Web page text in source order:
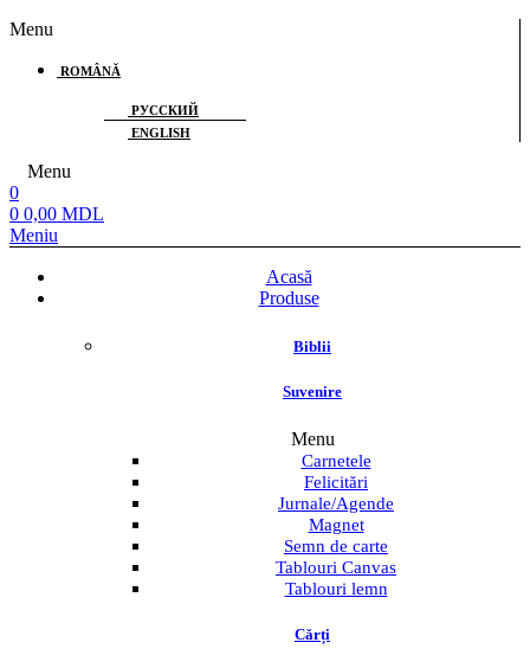
Menu
ROMÂNĂ
РУССКИЙ
ENGLISH
Menu
0
0 0,00 MDL
Meniu
Acasă
Produse
Biblii
Suvenire
Menu
Carnetele
Felicitări
Jurnale/Agende
Magnet
Semn de carte
Tablouri Canvas
Tablouri lemn
Cărți